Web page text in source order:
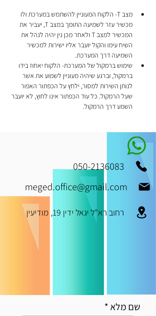
מצב T- הלקוח המעוניין להשתמש במערכת ולו
מכשיר עזר לשמיעה התומך במצב T, יעביר את
המכשיר למצב T ולאחר מכן נין יהיה לנהל את
השיח עימו והקול יועבר אליו ישירות למכשיר
השמיעה דרך המערכת.
שימוש ברמקול של המערכת- הלקוח יאחוז בידו
ברמקול, וברגע שיהיה מעוניין לשמוע את אשר
לנותן השירות למסור, ילחץ על הכפתור האפור
שעל הרמקול. כל עוד הכפתור אינו לחוץ, לא יועבר
השמע דרך הרמקול.
050-2136083
meged.office@gmail.com
רחוב רא"ל יגאל ידין 19, מודיעין
שם מלא